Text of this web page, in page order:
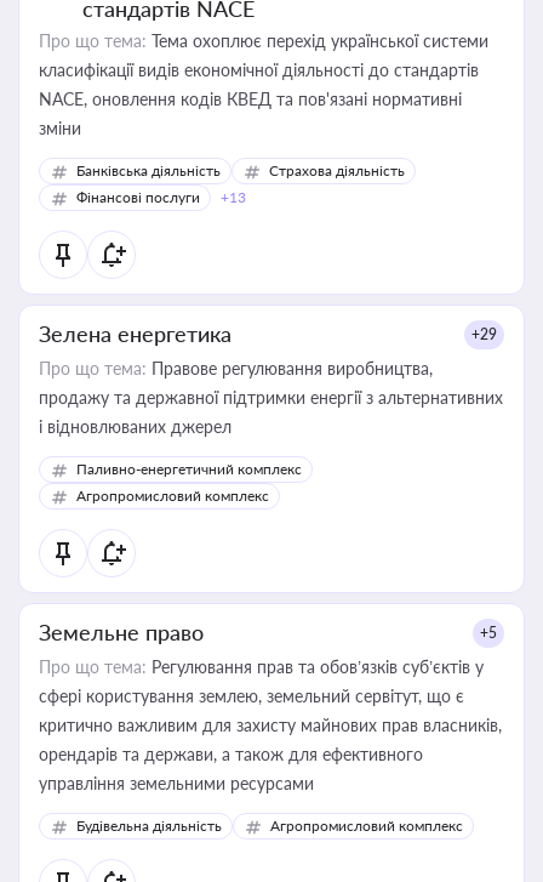
стандартів NACE
Про що тема: Тема охоплює перехід української системи
класифікації видів економічної діяльності до стандартів
NACE, оновлення кодів КВЕД та пов'язані нормативні
зміни
Банківська діяльність
Страхова діяльність
Фінансові послуги
+13
Зелена енергетика +29
Про що тема: Правове регулювання виробництва,
продажу та державної підтримки енергії з альтернативних
і відновлюваних джерел
Паливно-енергетичний комплекс
Агропромисловий комплекс
Земельне право +5
Про що тема: Регулювання прав та обов’язків суб’єктів у
сфері користування землею, земельний сервітут, що є
критично важливим для захисту майнових прав власників,
орендарів та держави, а також для ефективного
управління земельними ресурсами
Будівельна діяльність Агропромисловий комплекс